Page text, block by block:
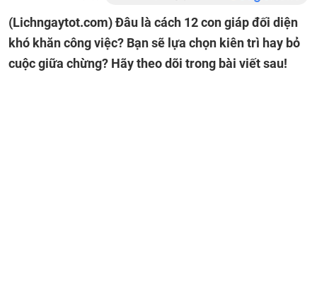
(Lichngaytot.com)Đâu là cách 12 con giáp đối diện
khó khăn công việc? Bạn sẽ lựa chọn kiên trì hay bỏ
cuộc giữa chừng? Hãy theo dõi trong bài viết sau!